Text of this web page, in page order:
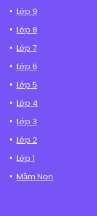
Lớp 9
Lớp 8
Lớp 7
Lớp 6
Lớp 5
Lớp 4
Lớp 3
Lớp 2
Lớp 1
Mầm Non